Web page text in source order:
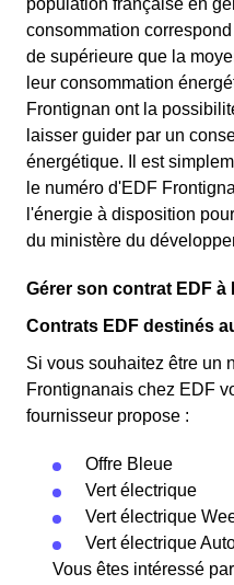
population française en
consommation
de supérieure que la
leur consommation
Frontignan ont la
laisser guider par un
énergétique. Il est
le numéro d'EDF
l'énergie à disposition
du ministère du
Gérer son contrat EDF à
Contrats EDF destinés
Si vous souhaitez être un
Frontignanais chez EDF
fournisseur propose :
Offre Bleue
Vert électrique
Vert électrique
Vert électrique
Vous êtes intéressé